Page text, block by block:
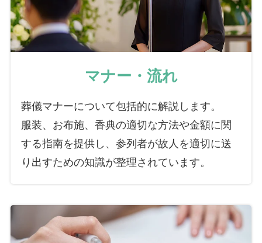
マナー・流れ
葬儀マナーについて包括的に解説します。
服装、お布施、香典の適切な方法や金額に関
する指南を提供し、参列者が故人を適切に送
り出すための知識が整理されています。